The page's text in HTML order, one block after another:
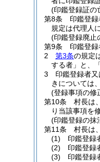
(印鑑登録証の
第8条
印鑑登
規定は代理人
(印鑑登録廃止
第9条
印鑑登
2
第3条の規定
する者」と、
3
印鑑登録者
きについては、
(登録事項の修
第10条
村長は
り当該事項を
(印鑑登録の抹
第11条
村長は
(1)
印鑑登録
(2)
印鑑登録
(3)
印鑑登録